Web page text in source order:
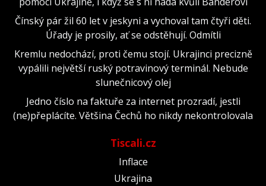
Čínský pár žil 60 let v jeskyni a vychoval tam čtyři děti.
Úřady je prosily, ať se odstěhují. Odmítli
Kremlu nedochází, proti čemu stojí. Ukrajinci precizně
vypálili největší ruský potravinový terminál. Nebude
slunečnicový olej
Jedno číslo na faktuře za internet prozradí, jestli
(ne)přeplácíte. Většina Čechů ho nikdy nekontrolovala
Tiscali.cz
Inflace
Ukrajina